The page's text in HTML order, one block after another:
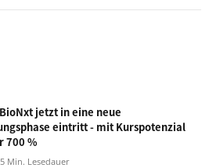
jetzt in eine neue
eintritt - mit Kurspotenzial
700 %
Min. Lesedauer